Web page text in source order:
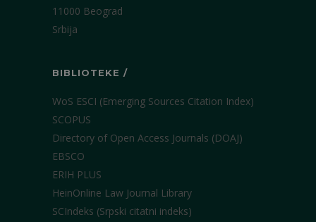
11000 Beograd
Srbija
BIBLIOTEKE /
WoS ESCI (Emerging Sources Citation Index)
SCOPUS
Directory of Open Access Journals (DOAJ)
EBSCO
ERIH PLUS
HeinOnline Law Journal Library
SCIndeks (Srpski citatni indeks)